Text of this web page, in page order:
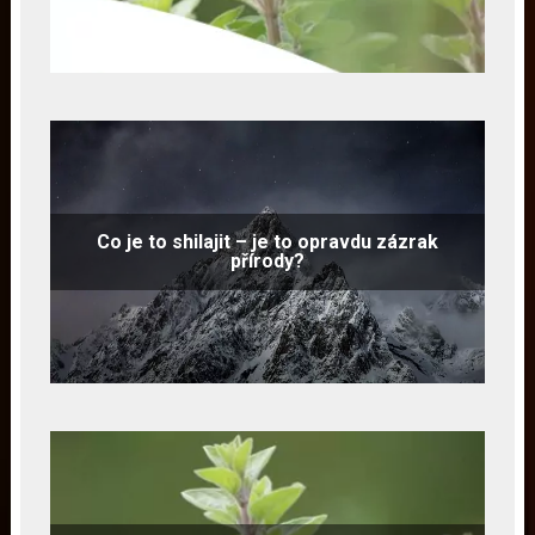
Co je to shilajit – je to opravdu zázrak
přírody?